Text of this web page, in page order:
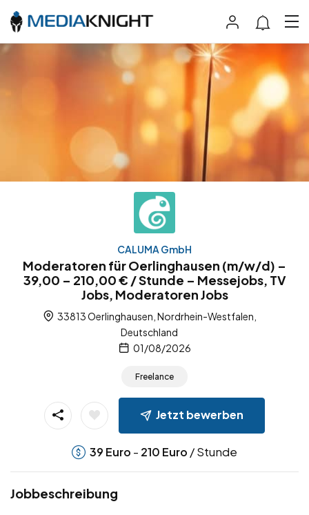
CALUMA GmbH
Moderatoren für Oerlinghausen (m/w/d) –
39,00 – 210,00 € / Stunde – Messejobs, TV
Jobs, Moderatoren Jobs
33813 Oerlinghausen, Nordrhein-Westfalen,
Deutschland
01/08/2026
Freelance
Jetzt bewerben
39 Euro - 210 Euro / Stunde
Jobbeschreibung